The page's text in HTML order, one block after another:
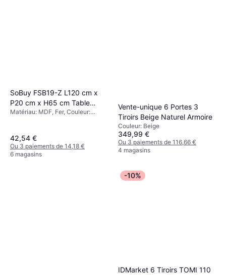
SoBuy FSB19-Z L120 cm x
P20 cm x H65 cm Table
Console
Matériau: MDF, Fer, Couleur:
42,54 €
Ou 3 paiements de 14,18 €
6 magasins
Vente-unique 6 Portes 3
Tiroirs Beige Naturel Armoire
Couleur: Beige
349,99 €
Ou 3 paiements de 116,66 €
4 magasins
-10%
IDMarket 6 Tiroirs TOMI 110